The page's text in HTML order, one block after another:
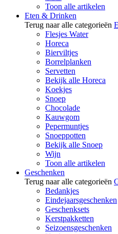
Toon alle artikelen
Eten & Drinken
Terug naar alle categorieën
Flesjes Water
Horeca
Bierviltjes
Borrelplanken
Servetten
Bekijk alle Horeca
Koekjes
Snoep
Chocolade
Kauwgom
Pepermuntjes
Snoeppotten
Bekijk alle Snoep
Wijn
Toon alle artikelen
Geschenken
Terug naar alle categorieën
Bedankjes
Eindejaarsgeschenken
Geschenksets
Kerstpakketten
Seizoensgeschenken